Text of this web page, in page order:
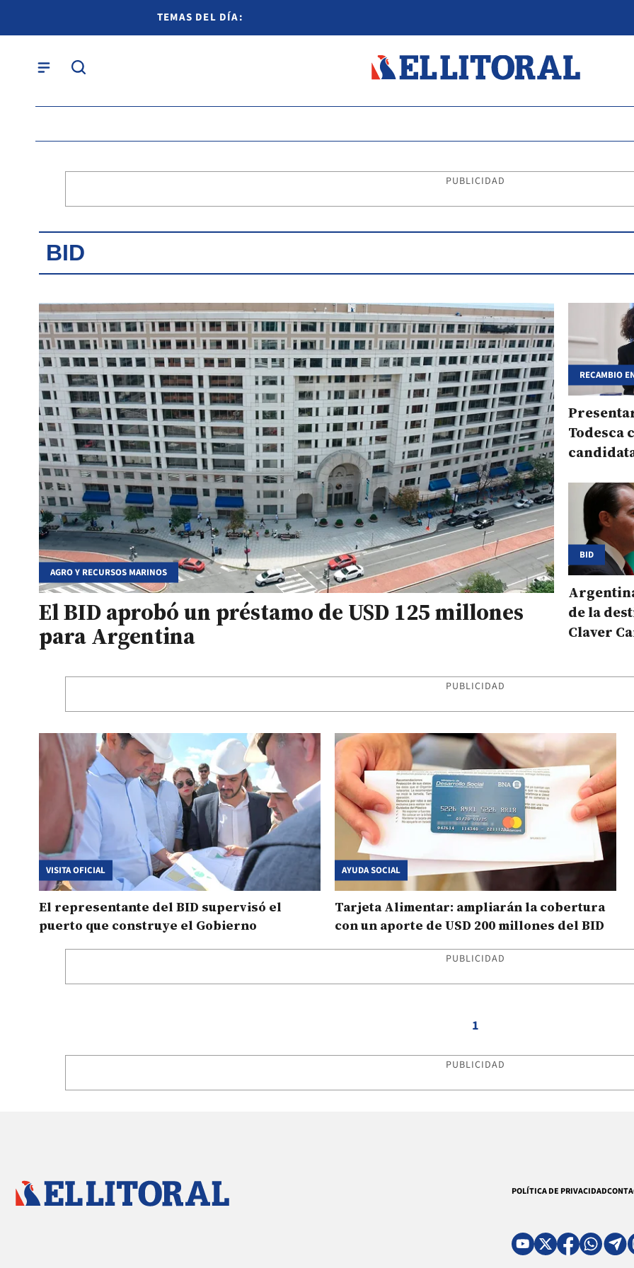
TEMAS DEL DÍA:
PUBLICIDAD
BID
AGRO Y RECURSOS MARINOS
El BID aprobó un préstamo de USD 125 millones
para Argentina
RECAMBIO
REGIONAL
Todesca
BID
de la
Claver
PUBLICIDAD
VISITA OFICIAL
El representante del BID supervisó el
puerto que construye el Gobierno
AYUDA SOCIAL
Tarjeta Alimentar: ampliarán la cobertura
con un aporte de USD 200 millones del BID
PUBLICIDAD
1
PUBLICIDAD
POLÍTICA DE PRIVACIDAD